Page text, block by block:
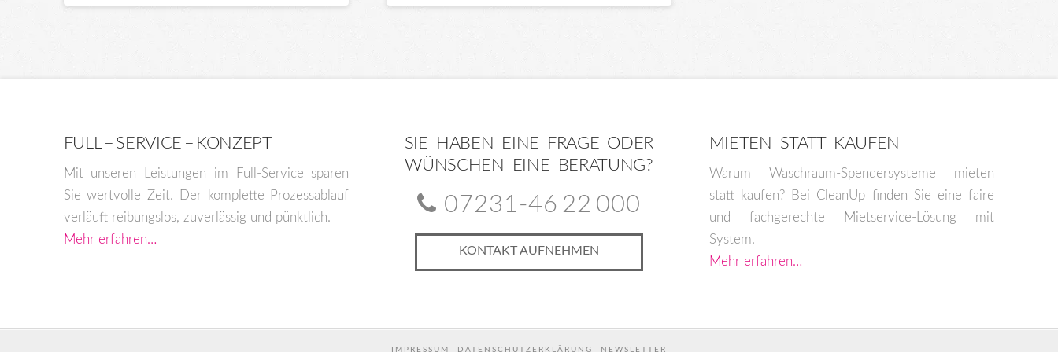
mehrere
auf
Produktseite
gewählt
werden
Produktseite
gewählt
werden
FULL – SERVICE – KONZEPT
Mit unseren Leistungen im Full-Service sparen
Sie wertvolle Zeit. Der komplette Prozessablauf
verläuft reibungslos, zuverlässig und pünktlich.
Mehr erfahren…
SIE HABEN EINE FRAGE ODER
WÜNSCHEN EINE BERATUNG?
07231-46 22 000
KONTAKT AUFNEHMEN
MIETEN STATT KAUFEN
Warum Waschraum-Spendersysteme mieten
statt kaufen? Bei CleanUp finden Sie eine faire
und fachgerechte Mietservice-Lösung mit
System.
Mehr erfahren…
IMPRESSUM DATENSCHUTZERKLÄRUNG NEWSLETTER